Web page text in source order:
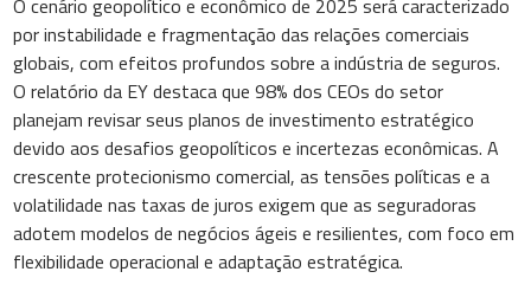
O cenário geopolítico e econômico de 2025 será caracterizado
por instabilidade e fragmentação das relações comerciais
globais, com efeitos profundos sobre a indústria de seguros.
O relatório da EY destaca que 98% dos CEOs do setor
planejam revisar seus planos de investimento estratégico
devido aos desafios geopolíticos e incertezas econômicas. A
crescente protecionismo comercial, as tensões políticas e a
volatilidade nas taxas de juros exigem que as seguradoras
adotem modelos de negócios ágeis e resilientes, com foco em
flexibilidade operacional e adaptação estratégica.